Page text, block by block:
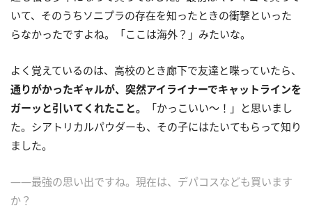
いて、そのうちソニプラの存在を知ったときの衝撃といった
らなかったですよね。「ここは海外？」みたいな。
よく覚えているのは、高校のとき廊下で友達と喋っていたら、
通りがかったギャルが、突然アイライナーでキャットラインを
ガーッと引いてくれたこと。
「かっこいい〜！」と思いまし
た。シアトリカルパウダーも、その子にはたいてもらって知り
ました。
――最強の思い出ですね。現在は、デパコスなども買います
か？